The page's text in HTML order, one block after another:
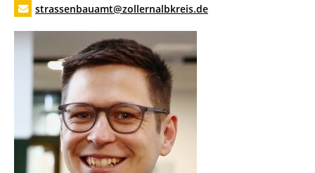
strassenbauamt@zollernalbkreis.de